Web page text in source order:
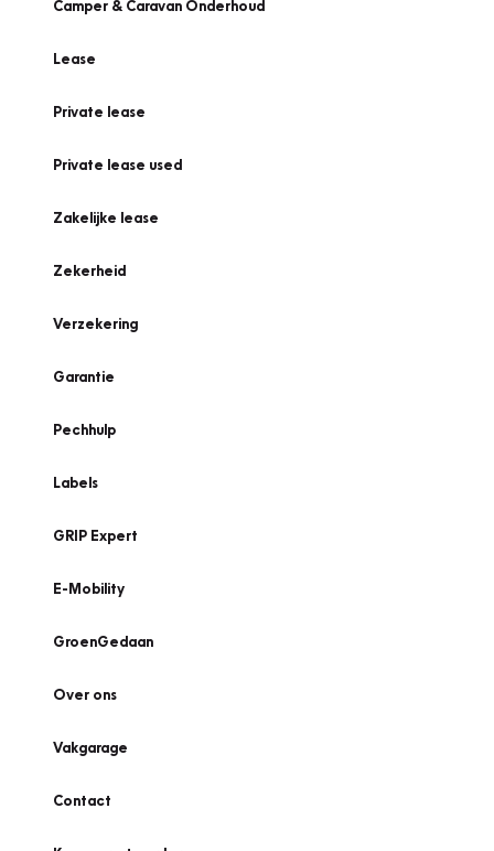
Camper & Caravan Onderhoud
Lease
Private lease
Private lease used
Zakelijke lease
Zekerheid
Verzekering
Garantie
Pechhulp
Labels
GRIP Expert
E-Mobility
GroenGedaan
Over ons
Vakgarage
Contact